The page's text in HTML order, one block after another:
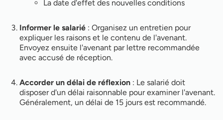
La date d'effet des nouvelles conditions
Informer le salarié : Organisez un entretien pour
expliquer les raisons et le contenu de l'avenant.
Envoyez ensuite l'avenant par lettre recommandée
avec accusé de réception.
Accorder un délai de réflexion : Le salarié doit
disposer d'un délai raisonnable pour examiner l'avenant.
Généralement, un délai de 15 jours est recommandé.